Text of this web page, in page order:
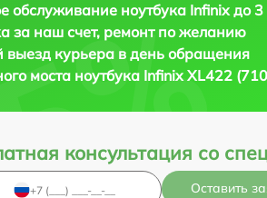
обслуживание ноутбука Infinix до 3
за наш счет, ремонт по желанию
выезд курьера в день обращения
моста ноутбука Infinix XL422
консультация со
Оставить